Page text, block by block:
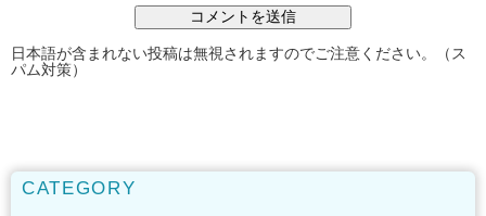
日本語が含まれない投稿は無視されますのでご注意ください。（ス
パム対策）
CATEGORY